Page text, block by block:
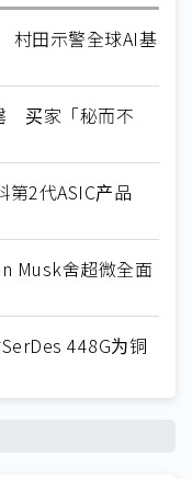
村田示警全球AI基
买家「秘而不
2代ASIC产品
Musk舍超微全面
448G为铜